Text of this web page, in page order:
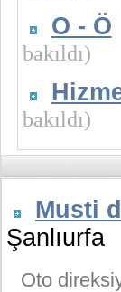
O - Ö
bakıldı)
bakıldı)
Musti
Şanlıurfa
Oto